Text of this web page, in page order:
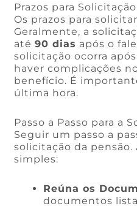
Prazos para
Os prazos para
Geralmente, a
até90 dias após o
solicitação ocorra
haver complicações
benefício. É
última hora.
Passo a Passo para a
Seguir um passo a
solicitação da
simples:
Reúna os
documentos